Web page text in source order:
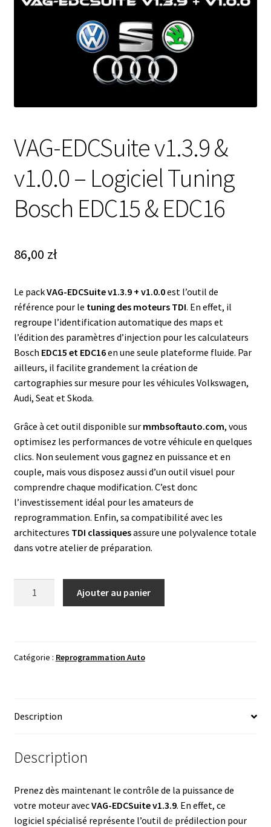
VAG-EDCSuite v1.3.9 &
v1.0.0 – Logiciel Tuning
Bosch EDC15 & EDC16
86,00 zł
Le packVAG-EDCSuite v1.3.9 + v1.0.0est l’outil de
référence pour le tuning des moteurs TDI. En effet, il
regroupe l’identification automatique des maps et
l’édition des paramètres d’injection pour les calculateurs
Bosch EDC15 et EDC16en une seule plateforme fluide. Par
ailleurs, il facilite grandement la création de
cartographies sur mesure pour les véhicules Volkswagen,
Audi, Seat et Skoda.
Grâce à cet outil disponible sur mmbsoftauto.com, vous
optimisez les performances de votre véhicule en quelques
clics. Non seulement vous gagnez en puissance et en
couple, mais vous disposez aussi d’un outil visuel pour
comprendre chaque modification. C’est donc
l’investissement idéal pour les amateurs de
reprogrammation. Enfin, sa compatibilité avec les
architectures TDI classiquesassure une polyvalence totale
dans votre atelier de préparation.
&
Tuning
EDC15
Ajouter au panier
Catégorie : Reprogrammation Auto
Description
Description
Prenez dès maintenant le contrôle de la puissance de
votre moteur avecVAG-EDCSuite v1.3.9. En effet, ce
logiciel spécialisé représente l’outil de prédilection pour